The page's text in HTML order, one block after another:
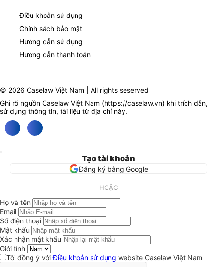
Điều khoản sử dụng
Chính sách bảo mật
Hướng dẫn sử dụng
Hướng dẫn thanh toán
© 2026 Caselaw Việt Nam | All rights seserved
Ghi rõ nguồn Caselaw Việt Nam (https://caselaw.vn) khi trích dẫn,
sử dụng thông tin, tài liệu từ địa chỉ này.
Tạo tài khoản
Đăng ký bằng Google
HOẶC
Họ và tên
Email
Số điện thoại
Mật khẩu
Xác nhận mật khẩu
Giới tính
Tôi đồng ý vớiĐiều khoản sử dụng website Caselaw Việt Nam